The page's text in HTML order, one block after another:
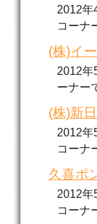
2012年
コーナ
(株)イ
2012年
ーナー
(株)新
2012年
コーナ
久喜ポ
2012年
コーナ